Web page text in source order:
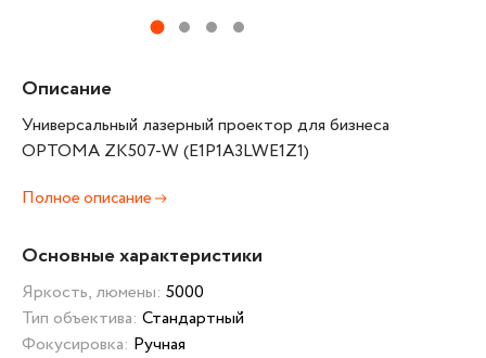
Описание
Универсальный лазерный проектор для бизнеса
OPTOMA ZK507-W (E1P1A3LWE1Z1)
Полное описание
Основные характеристики
Яркость, люмены: 5000
Тип объектива: Стандартный
Фокусировка: Ручная